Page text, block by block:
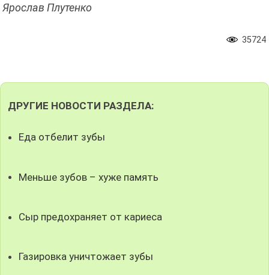
Ярослав Плутенко
35724
ДРУГИЕ НОВОСТИ РАЗДЕЛА:
Еда отбелит зубы
Меньше зубов – хуже память
Сыр предохраняет от кариеса
Газировка уничтожает зубы